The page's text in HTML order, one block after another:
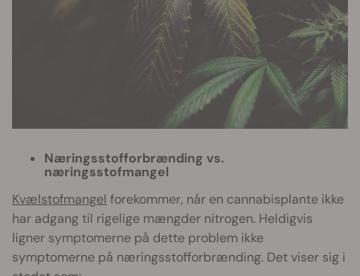
Næringsstofforbrænding vs.
næringsstofmangel
Kvælstofmangel forekommer, når en cannabisplante ikke
har adgang til rigelige mængder nitrogen. Heldigvis
ligner symptomerne på dette problem ikke
symptomerne på næringsstofforbrænding. Det viser sig i